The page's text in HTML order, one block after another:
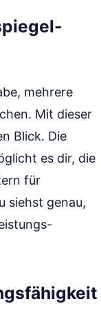
mehrere
Mit dieser
Blick. Die
es dir, die
für
siehst genau,